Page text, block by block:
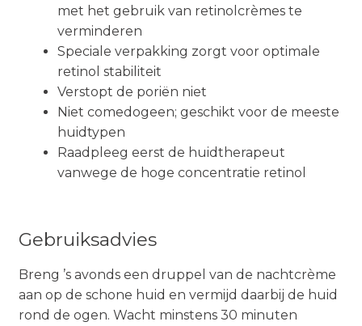
met het gebruik van retinolcrèmes te
verminderen
Speciale verpakking zorgt voor optimale
retinol stabiliteit
Verstopt de poriën niet
Niet comedogeen; geschikt voor de meeste
huidtypen
Raadpleeg eerst de huidtherapeut
vanwege de hoge concentratie retinol
Gebruiksadvies
Breng ’s avonds een druppel van de nachtcrème
aan op de schone huid en vermijd daarbij de huid
rond de ogen. Wacht minstens 30 minuten